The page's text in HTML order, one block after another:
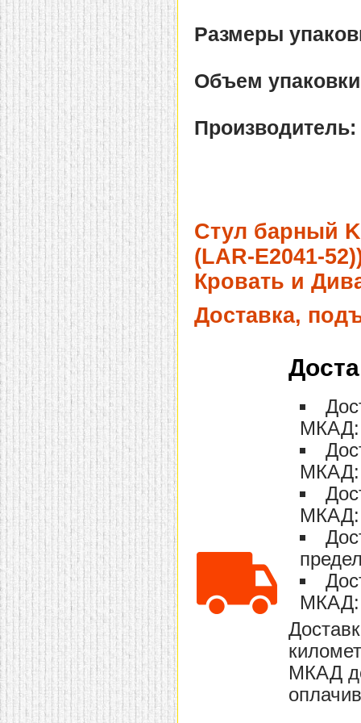
домашнем использовании.
Эта мебель имеет
некоторые преимущества
перед той же стенкой для
гостиной, к примеру,
поскольку она более
легкая и не загромождает
пространство. В спальне
этот предмет можно
поставить у изголовья
кровати, чтобы заполнить
пустующее там
место. Также стеллажи
очень часто используют в
качестве разграничителей
комнаты, например, на
рабочую зону и
пространство для отдыха.
Особенно это актуально
для однокомнатных
квартир.
Размеры
Объем
Производитель:
Стул барный
(LAR-E2041-
Кровать и
Доставка,
МКАД:
МКАД:
МКАД:
МКАД:
МКАД